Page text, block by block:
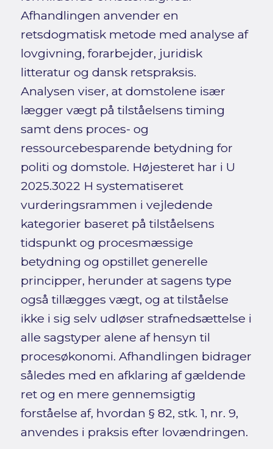
Afhandlingen anvender en
retsdogmatisk metode med analyse af
lovgivning, forarbejder, juridisk
litteratur og dansk retspraksis.
Analysen viser, at domstolene især
lægger vægt på tilståelsens timing
samt dens proces- og
ressourcebesparende betydning for
politi og domstole. Højesteret har i U
2025.3022 H systematiseret
vurderingsrammen i vejledende
kategorier baseret på tilståelsens
tidspunkt og procesmæssige
betydning og opstillet generelle
principper, herunder at sagens type
også tillægges vægt, og at tilståelse
ikke i sig selv udløser strafnedsættelse i
alle sagstyper alene af hensyn til
procesøkonomi. Afhandlingen bidrager
således med en afklaring af gældende
ret og en mere gennemsigtig
forståelse af, hvordan § 82, stk. 1, nr. 9,
anvendes i praksis efter lovændringen.